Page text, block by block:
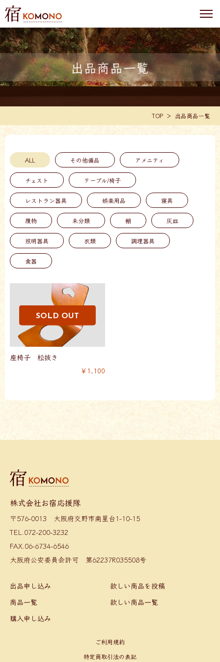
出品商品一覧
TOP 出品商品一覧
ALL その他備品 アメニティ
チェスト テーブル/椅子
レストラン器具 娯楽用品 寝具
履物 未分類 棚 灰皿
照明器具 衣類 調理器具
食器
座椅子 松抜き
￥1,100
株式会社お宿応援隊
〒576-0013 大阪府交野市南星台1-10-15
TEL.072-200-3232
FAX.06-6734-6546
大阪府公安委員会許可 第62237R035508号
出品申し込み
商品一覧
購入申し込み
欲しい商品を投稿
欲しい商品一覧
ご利用規約
特定商取引法の表記